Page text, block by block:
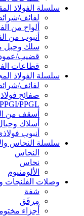
سلسلة الفولاذ
لفائف/
ألواح من
أنبوب من
سلك وحبل
قضيب/عمود
قطاعات
سلسلة الفولاذ
لفائف/
صفائح
PPGI/PPGL
أسقف من
أسلاك
أنبوب
سلسلة النحاس
النحاس
نحاس
الألومنيوم
وصلات الفلنجات
شفة
مِرفَق
أجزاء